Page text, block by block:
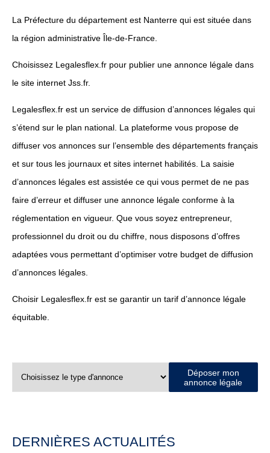
La Préfecture du département est Nanterre qui est située dans
la région administrative Île-de-France.
Choisissez Legalesflex.fr pour publier une annonce légale dans
le site internet Jss.fr.
Legalesflex.fr est un service de diffusion d’annonces légales qui
s’étend sur le plan national. La plateforme vous propose de
diffuser vos annonces sur l’ensemble des départements français
et sur tous les journaux et sites internet habilités. La saisie
d’annonces légales est assistée ce qui vous permet de ne pas
faire d’erreur et diffuser une annonce légale conforme à la
réglementation en vigueur. Que vous soyez entrepreneur,
professionnel du droit ou du chiffre, nous disposons d’offres
adaptées vous permettant d’optimiser votre budget de diffusion
d’annonces légales.
Choisir Legalesflex.fr est se garantir un tarif d’annonce légale
équitable.
Déposer mon
annonce légale
DERNIÈRES ACTUALITÉS